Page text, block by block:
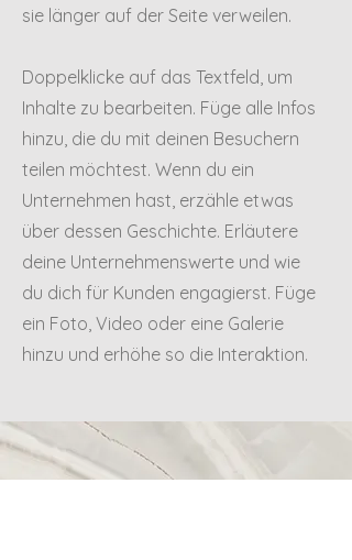
sie länger auf der Seite verweilen.
Doppelklicke auf das Textfeld, um
Inhalte zu bearbeiten. Füge alle Infos
hinzu, die du mit deinen Besuchern
teilen möchtest. Wenn du ein
Unternehmen hast, erzähle etwas
über dessen Geschichte. Erläutere
deine Unternehmenswerte und wie
du dich für Kunden engagierst. Füge
ein Foto, Video oder eine Galerie
hinzu und erhöhe so die Interaktion.